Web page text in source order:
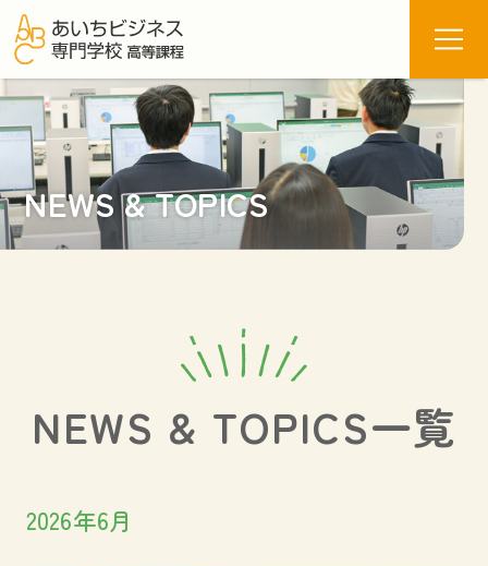
あいビ7つの特長
資格サポート
制服紹介
オープンスクール
募集要項
学費・奨学金制度
よくある質問
アクセス
NEWS & TOPICS
NEWS & TOPICS一覧
2026年6月